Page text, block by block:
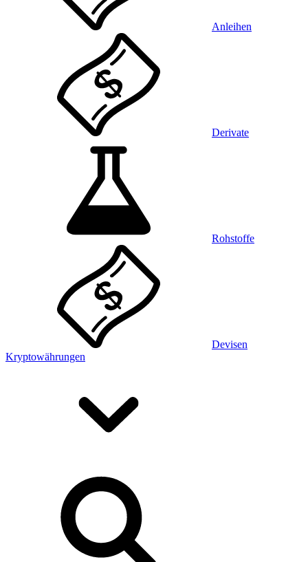
Anleihen
Derivate
Rohstoffe
Devisen
Kryptowährungen